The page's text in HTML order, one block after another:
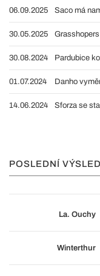
06.09.2025 Saco má
30.05.2025
30.08.2024 Pardubice
01.07.2024 Danho
14.06.2024 Sforza se
POSLEDNÍ
La. Ouchy
Winterthur